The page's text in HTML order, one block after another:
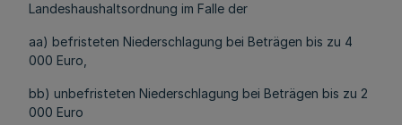
Landeshaushaltsordnung im Falle der
aa) befristeten Niederschlagung bei Beträgen bis zu 4
000 Euro,
bb) unbefristeten Niederschlagung bei Beträgen bis zu 2
000 Euro